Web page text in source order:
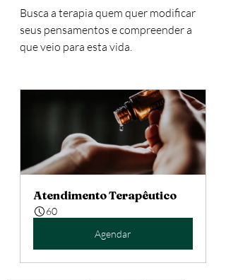
Busca a terapia quem quer modificar
seus pensamentos e compreender a
que veio para esta vida.
Atendimento Terapêutico
60
Agendar